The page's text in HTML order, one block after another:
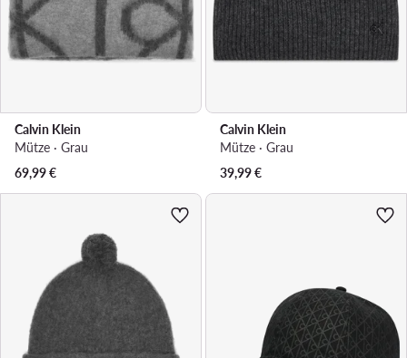
Calvin Klein
Mütze · Grau
69,99€
Calvin Klein
Mütze · Grau
39,99€